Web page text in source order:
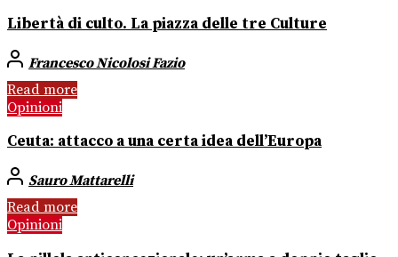
Libertà di culto. La piazza delle tre Culture
Francesco Nicolosi Fazio
Read more
Opinioni
Ceuta: attacco a una certa idea dell’Europa
Sauro Mattarelli
Read more
Opinioni